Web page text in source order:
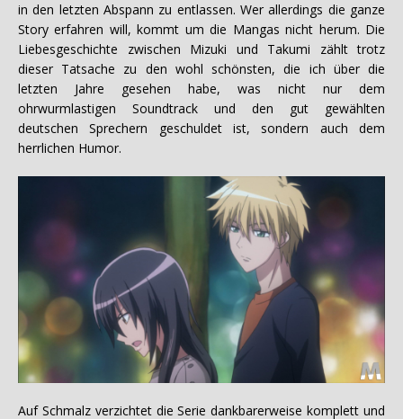
in den letzten Abspann zu entlassen. Wer allerdings die ganze
Story erfahren will, kommt um die Mangas nicht herum. Die
Liebesgeschichte zwischen Mizuki und Takumi zählt trotz
dieser Tatsache zu den wohl schönsten, die ich über die
letzten Jahre gesehen habe, was nicht nur dem
ohrwurmlastigen Soundtrack und den gut gewählten
deutschen Sprechern geschuldet ist, sondern auch dem
herrlichen Humor.
Auf Schmalz verzichtet die Serie dankbarerweise komplett und